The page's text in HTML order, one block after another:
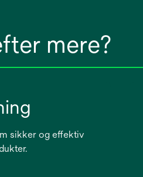
mere?
sikker og effektiv